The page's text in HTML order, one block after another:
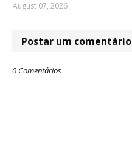
August 07, 2026
Postar um comentário
0 Comentários